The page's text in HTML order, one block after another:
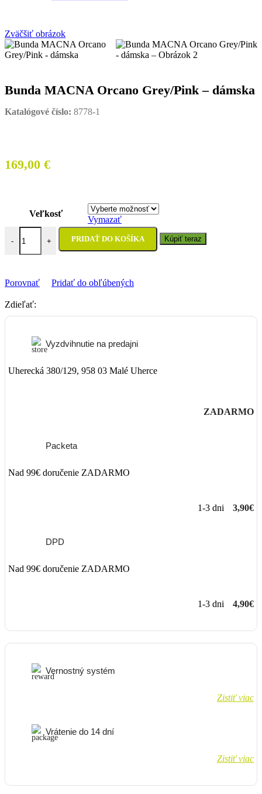
Zväčšiť obrázok
Bunda MACNA Orcano Grey/Pink – dámska
Katalógové číslo: 8778-1
169,00 €
Veľkosť
Vymazať
-
množstvo Bunda MACNA Orcano Grey/Pink - dámska
+ PRIDAŤ DO KOŠÍKA Kúpiť teraz
Porovnať Pridať do obľúbených
Zdieľať:
Vyzdvihnutie na predajni
Uherecká 380/129, 958 03 Malé Uherce
ZADARMO
Packeta
Nad 99€ doručenie ZADARMO
1-3 dni 3,90€
DPD
Nad 99€ doručenie ZADARMO
1-3 dni 4,90€
Vernostný systém
Zistiť viac
Vrátenie do 14 dní
Zistiť viac